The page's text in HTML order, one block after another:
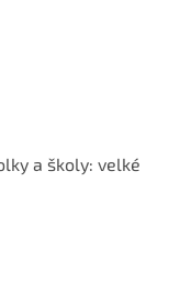
a školy: velké